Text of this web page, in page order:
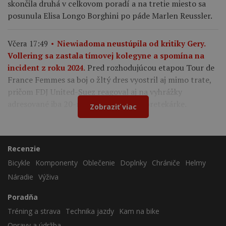
skončila druhá v celkovom poradí a na tretie miesto sa
posunula Elisa Longo Borghini po páde Marlen Reussler.
Včera 17:49
Niewiadoma neustúpila od kritiky Gery.
Vollering sa zastala tímovej kolegyne a spomína na
incident z roku 2024. Pred rozhodujúcou etapou Tour de
France Femmes sa boj o žltý dres vyostril aj mimo trate,
pričom FDJ United-Suez reagoval aj na vyhrážky
adresované iba 20-ročnej francúzskej pretekárke.
Zobraziť viac
Recenzie
Bicykle
Komponenty Oblečenie Doplnky Chrániče
Helmy
Náradie Výživa
Poradňa
Tréning a strava
Technika jazdy
Kam na bike